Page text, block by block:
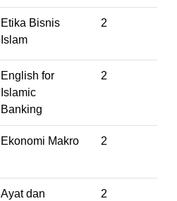
Etika Bisnis
Islam
2
English for
Islamic
Banking
2
Ekonomi Makro 2
Ayat dan
2